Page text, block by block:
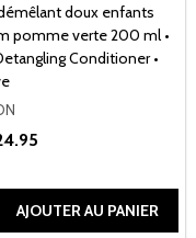
doux enfants
pomme verte 200 ml •
Conditioner •
AJOUTER AU PANIER